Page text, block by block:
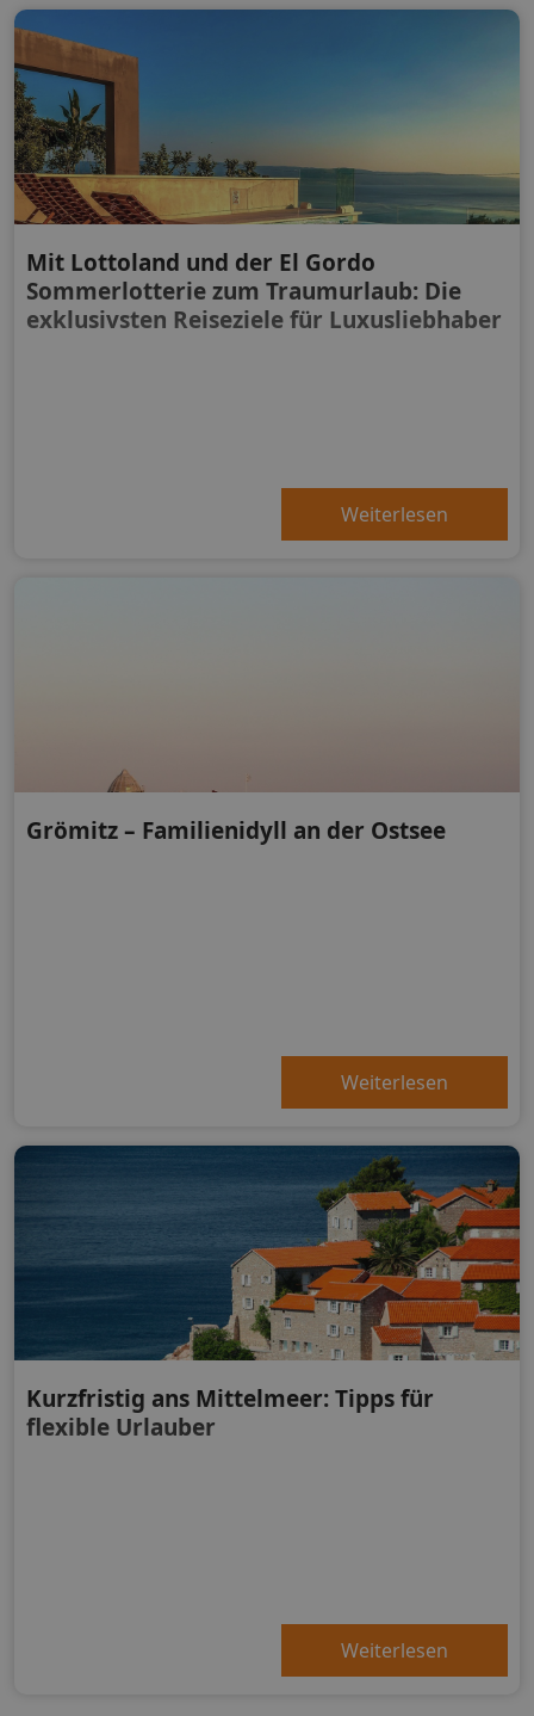
Mit Lottoland und der El Gordo
Sommerlotterie zum Traumurlaub: Die
exklusivsten Reiseziele für Luxusliebhaber
Weiterlesen
Grömitz – Familienidyll an der Ostsee
Weiterlesen
Kurzfristig ans Mittelmeer: Tipps für
flexible Urlauber
Weiterlesen